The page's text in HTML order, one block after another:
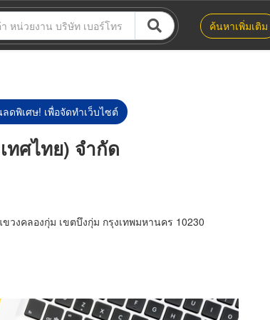
ค้นหาเพิ่มเติม
ดพิเศษ! เพื่อจัดทำเว็บไซต์
ทศไทย) จำกัด
คลองกุ่ม เขตบึงกุ่ม กรุงเทพมหานคร 10230